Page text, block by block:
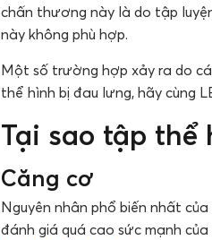
chấn thương này là do tập
này không phù hợp.
Một số trường hợp xảy ra do
thể hình bị đau lưng, hãy cùng
Tại sao tập thể
Căng cơ
Nguyên nhân phổ biến nhất
đánh giá quá cao sức mạnh